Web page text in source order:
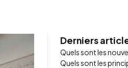
Derniers
Quels sont les
Quels sont les